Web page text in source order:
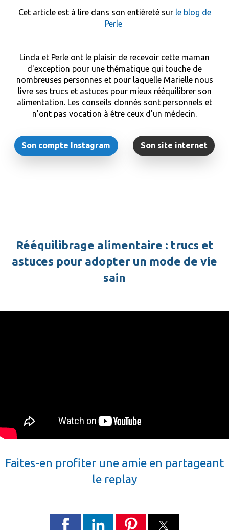
Cet article est à lire dans son entièreté sur le blog de
Perle
Linda et Perle ont le plaisir de recevoir cette maman
d'exception pour une thématique qui touche de
nombreuses personnes et pour laquelle Marielle nous
livre ses trucs et astuces pour mieux rééquilibrer son
alimentation. Les conseils donnés sont personnels et
n'ont pas vocation à être ceux d'un médecin.
Son compte Instagram Son site internet
Rééquilibrage alimentaire : trucs et
astuces pour adopter un mode de vie
sain
Faites-en profiter une amie en partageant
le replay